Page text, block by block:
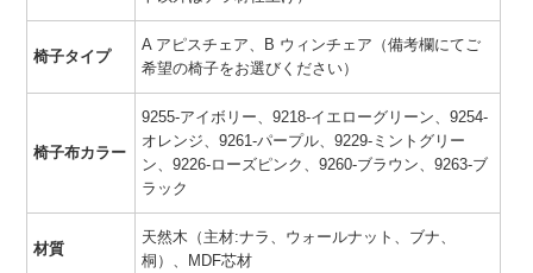
椅子タイプ
A アピスチェア、B ウィンチェア（備考欄にてご
希望の椅子をお選びください）
椅子布カラー
9255-アイボリー、9218-イエローグリーン、9254-
オレンジ、9261-パープル、9229-ミントグリー
ン、9226-ローズピンク、9260-ブラウン、9263-ブ
ラック
材質
天然木（主材:ナラ、ウォールナット、ブナ、
桐）、MDF芯材